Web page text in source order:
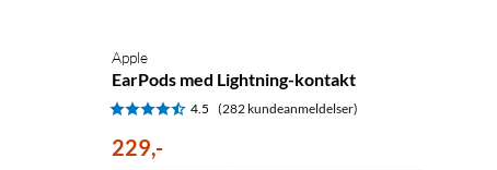
Apple
EarPods med Lightning-kontakt
4.5 (282 kundeanmeldelser)
229,-